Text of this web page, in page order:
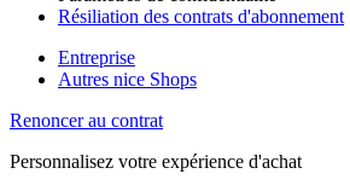
Résiliation des contrats d'abonnement
Entreprise
Autres nice Shops
Renoncer au contrat
Personnalisez votre expérience d'achat